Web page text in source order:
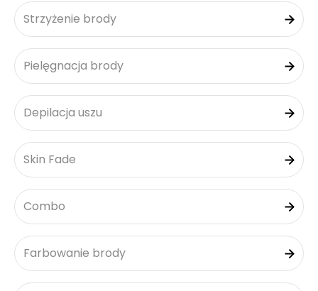
Strzyżenie brody
Pielęgnacja brody
Depilacja uszu
Skin Fade
Combo
Farbowanie brody